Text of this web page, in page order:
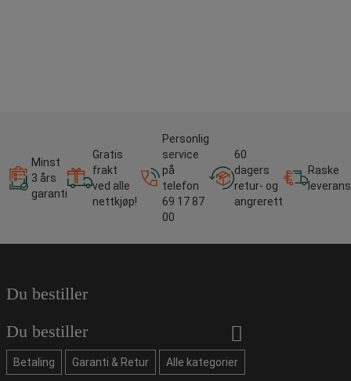
Minst
3 års
garanti
Gratis
frakt
ved alle
nettkjøp!
Personlig
service
på
telefon
69 17 87
00
60
dagers
retur- og
angrerett
Raske
Du bestiller
Du bestiller
Betaling Garanti & Retur Alle kategorier